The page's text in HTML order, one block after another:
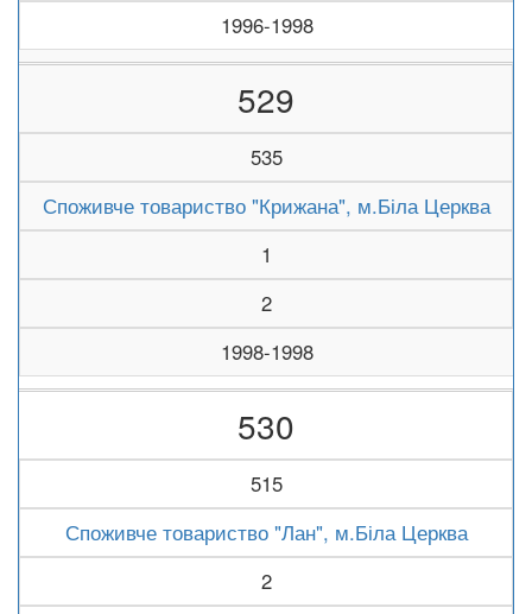
1996-1998
529
535
Споживче товариство "Крижана", м.Біла Церква
1
2
1998-1998
530
515
Споживче товариство "Лан", м.Біла Церква
2